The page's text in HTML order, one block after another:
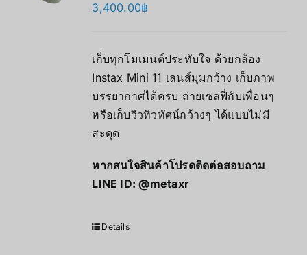
3,400.00฿
เก็บทุกโมเมนต์ประทับใจ ด้วยกล้อง
Instax Mini 11 เลนส์มุมกว้าง เก็บภาพ
บรรยากาศได้ครบ ถ่ายเซลฟี่กับเพื่อนๆ
หรือเก็บวิวทิวทัศน์กว้างๆ ได้แบบไม่มี
สะดุด
หากสนใจสินค้าโปรดติดต่อสอบถาม
LINE ID:@metaxr
Details